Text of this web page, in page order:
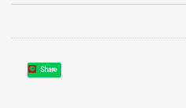
Share